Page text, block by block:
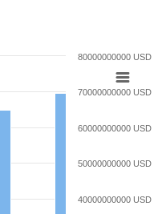
40000000000 USD
50000000000 USD
60000000000 USD
70000000000 USD
80000000000 USD